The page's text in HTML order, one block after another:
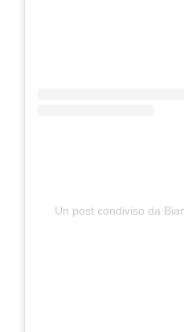
Un post condiviso da